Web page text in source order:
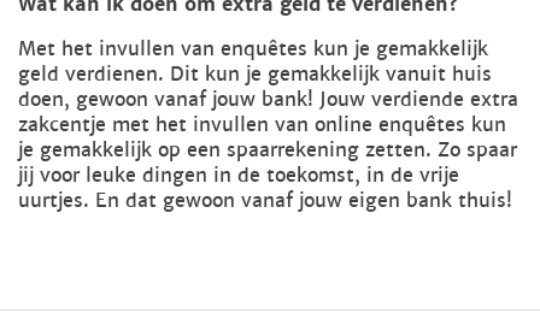
Met het invullen van enquêtes kun je gemakkelijk
geld verdienen. Dit kun je gemakkelijk vanuit huis
doen, gewoon vanaf jouw bank! Jouw verdiende extra
zakcentje met het invullen van online enquêtes kun
je gemakkelijk op een spaarrekening zetten. Zo spaar
jij voor leuke dingen in de toekomst, in de vrije
uurtjes. En dat gewoon vanaf jouw eigen bank thuis!